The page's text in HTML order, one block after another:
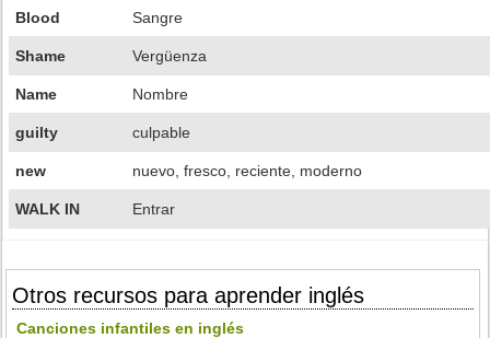
Blood Sangre
Shame Vergüenza
Name Nombre
guilty culpable
new nuevo, fresco, reciente, moderno
WALK IN Entrar
Otros recursos para aprender inglés
Canciones infantiles en inglés